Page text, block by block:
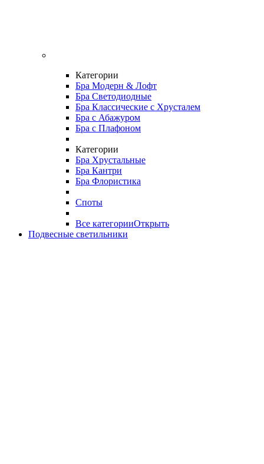
Категории
Бра Модерн & Лофт
Бра Светодиодные
Бра Классические с Хрусталем
Бра с Абажуром
Бра с Плафоном
Категории
Бра Хрустальные
Бра Кантри
Бра Флористика
Споты
Все категорииОткрыть
Подвесные светильники